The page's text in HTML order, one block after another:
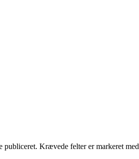
publiceret. Krævede felter er markeret med